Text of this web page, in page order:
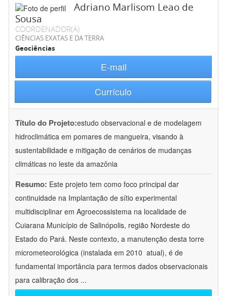
Adriano Marlisom Leao de
Sousa
COORDENADOR(A)
CIÊNCIAS EXATAS E DA TERRA
Geociências
E-mail
Currículo
Título do Projeto:estudo observacional e de modelagem
hidroclimática em pomares de mangueira, visando à
sustentabilidade e mitigação de cenários de mudanças
climáticas no leste da amazônia
Resumo: Este projeto tem como foco principal dar
continuidade na Implantação de sítio experimental
multidisciplinar em Agroecossistema na localidade de
Cuiarana Município de Salinópolis, região Nordeste do
Estado do Pará. Neste contexto, a manutenção desta torre
micrometeorológica (instalada em 2010  atual), é de
fundamental importância para termos dados observacionais
para calibração dos ...